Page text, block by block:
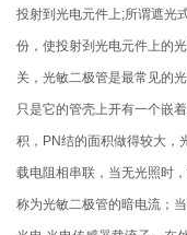
投射到光电元件上;所谓遮光
份，使投射刭光电元件上的
关，光敏二极管是最常见的
只是它的管壳上开有一个嵌
积，PN结的面积做得较大，
载电阻相串联，当无光照时
称为光敏二极管的暗电流；